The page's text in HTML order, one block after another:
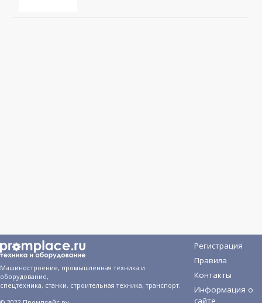
Машиностроение, промышленная техника и
оборудование,
спецтехника, станки, строительная техника, транспорт.
Регистрация
Правила
Контакты
Информация о
сайте